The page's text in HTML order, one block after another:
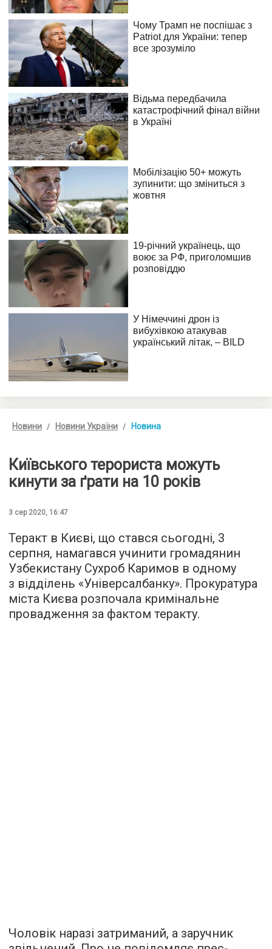
Новини Новини України Новина
Київського терориста можуть
кинути за ґрати на 10 років
3 сер 2020, 16:47
Теракт в Києві, що стався сьогодні, 3
серпня, намагався учинити громадянин
Узбекистану Сухроб Каримов в одному
з відділень «Універсалбанку». Прокуратура
міста Києва розпочала кримінальне
провадження за фактом теракту.
Чоловік наразі затриманий, а заручник